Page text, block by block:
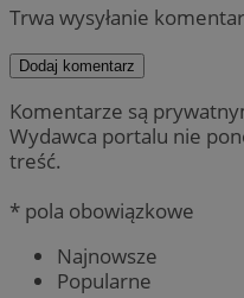
Trwa wysyłanie
Dodaj komentarz
Komentarze są
Wydawca portalu nie
treść.
* pola obowiązkowe
Najnowsze
Popularne